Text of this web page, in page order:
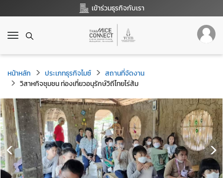
เข้าร่วมธุรกิจกับเรา
T
g
g
l
e
n
a
v
i
g
a
t
i
หน้าหลัก ประเภทธุรกิจไมซ์
สถานที่จัดงาน
วิสาหกิจชุมชน ท่องเที่ยวอนุรักษ์วิถีไทยไร่ส้ม